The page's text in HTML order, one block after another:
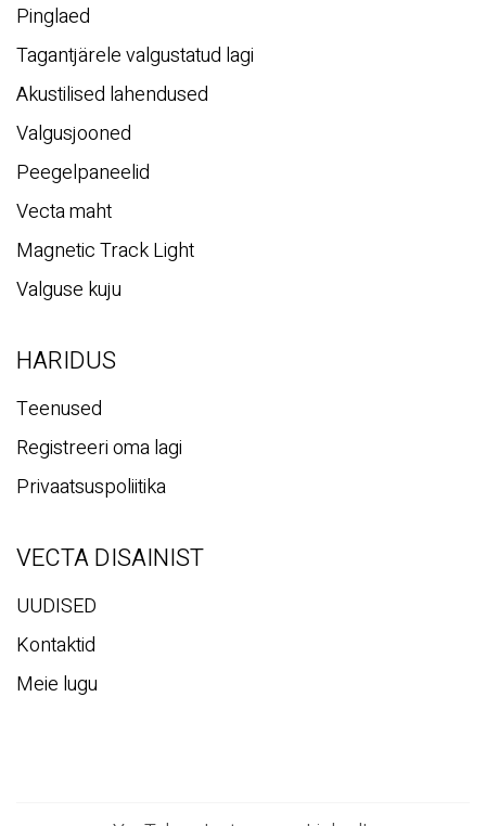
Pinglaed
Tagantjärele valgustatud lagi
Akustilised lahendused
Valgusjooned
Peegelpaneelid
Vecta maht
Magnetic Track Light
Valguse kuju
HARIDUS
Teenused
Registreeri oma lagi
Privaatsuspoliitika
VECTA DISAINIST
UUDISED
Kontaktid
Meie lugu